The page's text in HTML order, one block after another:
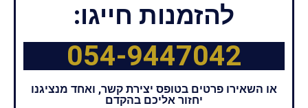
להזמנות חייגו:
054-9447042
או השאירו פרטים בטופס יצירת קשר, ואחד מנציגנו
יחזור אליכם בהקדם